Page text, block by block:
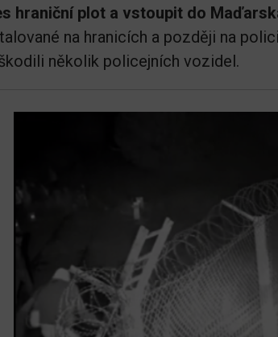
hraniční plot a vstoupit do
na hranicích a později na
několik policejních vozidel.